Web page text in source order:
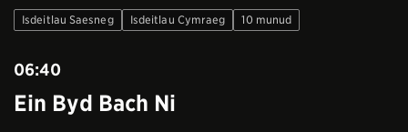
Isdeitlau Saesneg Isdeitlau Cymraeg 10 munud
06:40
Ein Byd Bach Ni